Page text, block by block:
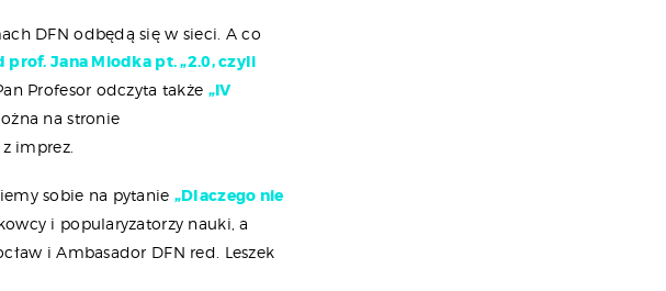
DFN odbędą się w sieci. A co
prof. Jana Miodka pt. „2.0, czyli
Pan Profesor odczyta także „IV
na stronie
imprez.
sobie na pytanie „Dlaczego nie
i popularyzatorzy nauki, a
i Ambasador DFN red. Leszek